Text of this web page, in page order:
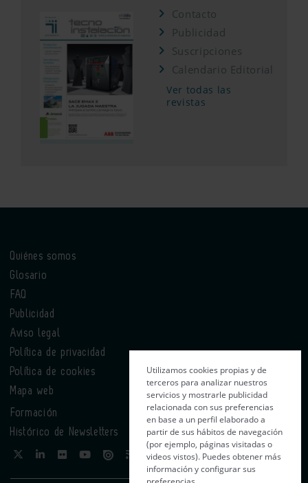
Contacto
Publicidad
Suscripciones
Calendario Editorial
Ver todas las
revistas
Quiénes somos
Glosario
FAQ
Publicidad
Aviso legal
Política de privacidad
Política de cookies
Mapa web
Formación
Histórico de Newsletters
Utilizamos cookies propias y de
terceros para analizar nuestros
servicios y mostrarle publicidad
relacionada con sus preferencias
en base a un perfil elaborado a
partir de sus hábitos de navegación
(por ejemplo, páginas visitadas o
videos vistos). Puedes obtener más
información y configurar sus